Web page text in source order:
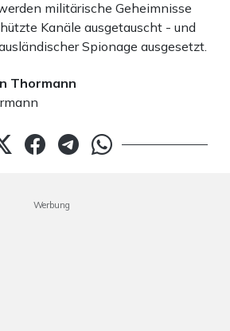
militärische Geheimnisse
Kanäle ausgetauscht - und
Spionage ausgesetzt.
Thormann
Werbung